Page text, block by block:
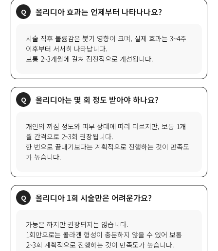
올리디아 효과는 언제부터 나타나나요?
시술 직후 볼륨감은 붓기 영향이 크며, 실제 효과는 3~4주
이후부터 서서히 나타납니다.
보통 2~3개월에 걸쳐 점진적으로 개선됩니다.
올리디아는 몇 회 정도 받아야 하나요?
개인의 꺼짐 정도와 피부 상태에 따라 다르지만, 보통 1개
월 간격으로 2~3회 권장됩니다.
한 번으로 끝내기보다는 계획적으로 진행하는 것이 만족도
가 높습니다.
올리디아 1회 시술만은 어려운가요?
가능은 하지만 권장되지는 않습니다.
1회만으로는 콜라겐 형성이 충분하지 않을 수 있어 보통
2~3회 계획적으로 진행하는 것이 만족도가 높습니다.